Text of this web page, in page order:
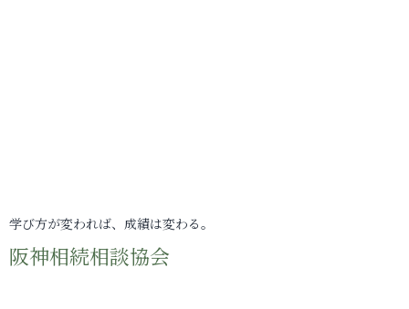
学び方が変われば、成績は変わる。
阪神相続相談協会